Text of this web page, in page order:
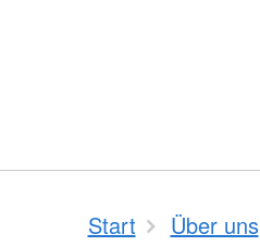
Start Über uns